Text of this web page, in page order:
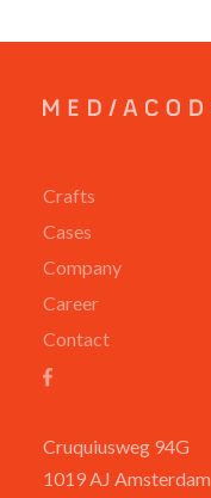
Crafts
Cases
Company
Career
Contact
Cruquiusweg 94G
1019 AJ Amsterdam